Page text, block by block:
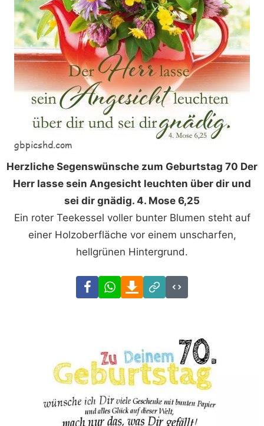
Herzliche Segenswünsche zum Geburtstag 70 Der
Herr lasse sein Angesicht leuchten über dir und
sei dir gnädig. 4. Mose 6,25
Ein roter Teekessel voller bunter Blumen steht auf
einer Holzoberfläche vor einem unscharfen,
hellgrünen Hintergrund.
FacebookWhatsAppDownload
Link
Code